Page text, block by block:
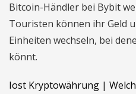
Bitcoin-Händler bei Bybit
Touristen können ihr Geld
Einheiten wechseln, bei
könnt.
Iost Kryptowährung |